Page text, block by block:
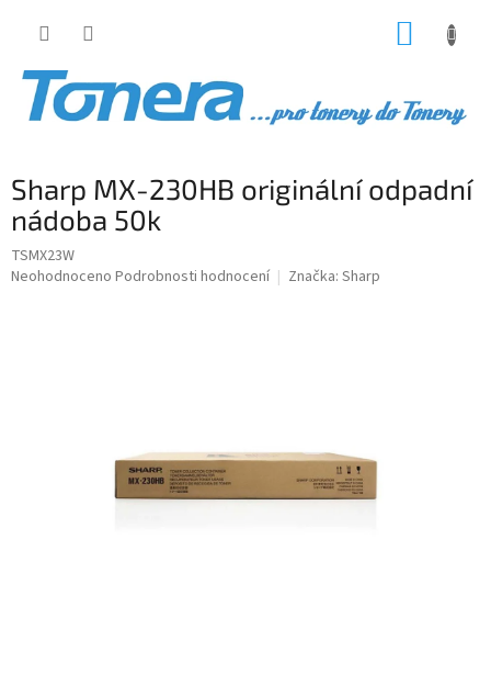
Sharp MX-230HB originální odpadní
nádoba 50k
TSMX23W
Průměrné
Neohodnoceno Podrobnosti hodnocení Značka: Sharp